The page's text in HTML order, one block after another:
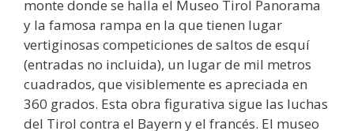
monte donde se halla el Museo Tirol Panorama
y la famosa rampa en la que tienen lugar
vertiginosas competiciones de saltos de esquí
(entradas no incluida), un lugar de mil metros
cuadrados, que visiblemente es apreciada en
360 grados. Esta obra figurativa sigue las luchas
del Tirol contra el Bayern y el francés. El museo